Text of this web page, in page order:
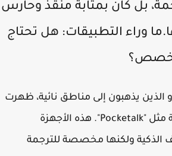
بل كان بمثابة منقذ وحارس
التطبيقات: هل تحتاج
يذهبون إلى مناطق نائية، ظهرت
أجهزة ترجمة مخصصة مثل "Pocketalk". هذه الأجهزة
ولكنها مخصصة للترجمة